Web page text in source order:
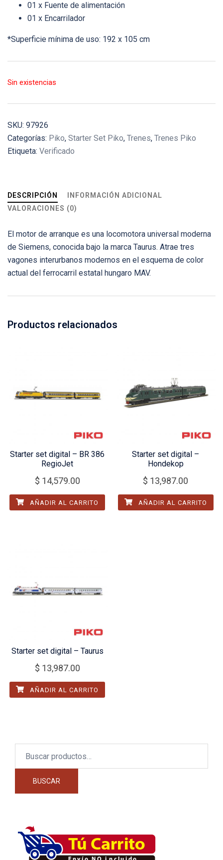
01 x Fuente de alimentación
01 x Encarrilador
*Superficie mínima de uso: 192 x 105 cm
Sin existencias
SKU: 97926
Categorías: Piko, Starter Set Piko, Trenes, Trenes Piko
Etiqueta: Verificado
DESCRIPCIÓN
INFORMACIÓN ADICIONAL
VALORACIONES (0)
El motor de arranque es una locomotora universal moderna
de Siemens, conocida bajo la marca Taurus. Atrae tres
vagones interurbanos modernos en el esquema de color
actual del ferrocarril estatal hungaro MAV.
Productos relacionados
Starter set digital – BR 386
RegioJet
$ 14,579.00
AÑADIR AL CARRITO
Starter set digital –
Hondekop
$ 13,987.00
AÑADIR AL CARRITO
Starter set digital – Taurus
$ 13,987.00
AÑADIR AL CARRITO
BUSCAR